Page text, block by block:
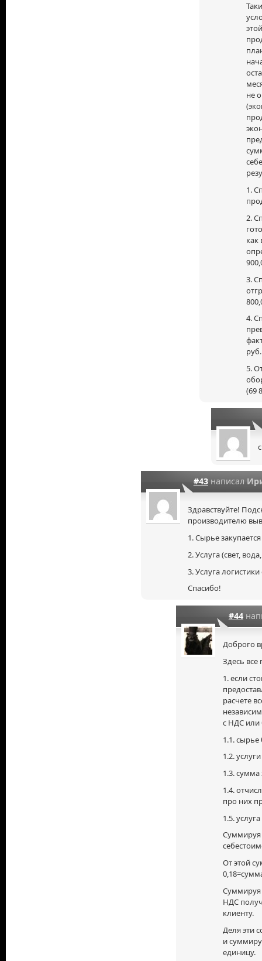
не
1.
2.
как
3.
4.
5.
(69
#43написал
Здравствуйте!
производителю
1. Сырье
2. Услуга (свет,
3. Услуга
Спасибо!
#44
Доброго
Здесь все
1. если
расчете
с НДС или
1.1. сырье
1.2.
1.3.
1.4.
про них
1.5.
Суммируя
От этой
Суммируя
НДС
клиенту.
Деля эти
и
единицу.